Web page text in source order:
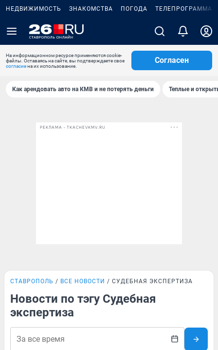
НЕДВИЖИМОСТЬ ЗНАКОМСТВА ПОГОДА ТЕЛЕПРОГРАММА
На информационном ресурсе применяются cookie-
файлы. Оставаясь на сайте, вы подтверждаете свое
согласиена их использование.
Согласен
Как арендовать авто на КМВ и не потерять деньги Теплые и
РЕКЛАМА • TKACHEVKMV.RU
СТАВРОПОЛЬ ВСЕ НОВОСТИ СУДЕБНАЯ ЭКСПЕРТИЗА
Новости по тэгу Судебная
экспертиза